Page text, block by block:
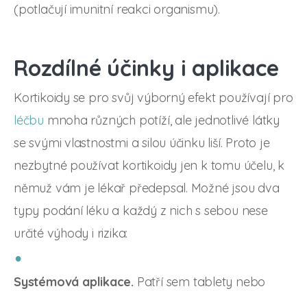
(potlačují imunitní reakci organismu).
Rozdílné účinky i aplikace
Kortikoidy se pro svůj výborný efekt používají pro
léčbu mnoha různých potíží, ale jednotlivé látky
se svými vlastnostmi a silou účinku liší. Proto je
nezbytné používat kortikoidy jen k tomu účelu, k
němuž vám je lékař předepsal. Možné jsou dva
typy podání léku a každý z nich s sebou nese
určité výhody i rizika:
Systémová aplikace. Patří sem tablety nebo